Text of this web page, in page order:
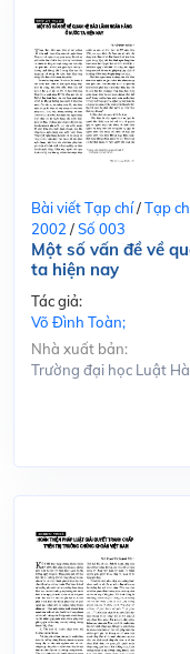
Bài viết Tạp chí/Tạp
2002 /Số 003
Một số vấn đề về
ta hiện nay
Tác giả:
Võ Đình Toàn;
Nhà xuất bản:
Trường đại học Luật